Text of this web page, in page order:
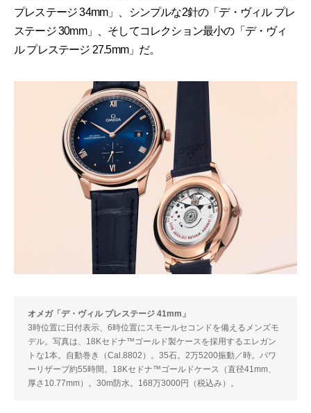
プレステージ 34mm」、シンプルな2針の「デ・ヴィル プレ
ステージ 30mm」、そしてコレクション最小の「デ・ヴィ
ル プレステージ 27.5mm」だ。
オメガ「デ・ヴィル プレステージ 41mm」
3時位置に日付表示、6時位置にスモールセコンドを備えるメンズモ
デル。写真は、18Kセドナ™️ゴールド製ケースを採用するエレガン
トな1本。自動巻き（Cal.8802）。35石。2万5200振動／時。パワ
ーリザーブ約55時間。18Kセドナ™️ゴールドケース（直径41mm、
厚さ10.77mm）。30m防水。168万3000円（税込み）。